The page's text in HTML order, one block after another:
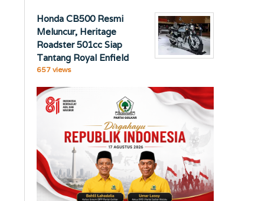
Honda CB500 Resmi
Meluncur, Heritage
Roadster 501cc Siap
Tantang Royal Enfield
657 views